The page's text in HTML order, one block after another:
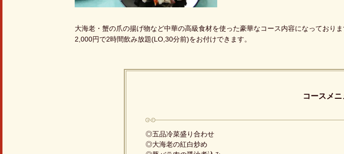
大海老・蟹の爪の揚げ物など中華の高級食材を使った豪華なコース内容になっており
2,000円で2時間飲み放題(LO,30分前)をお付けできます。
コースメニ
◎五品冷菜盛り合わせ
◎大海老の紅白炒め